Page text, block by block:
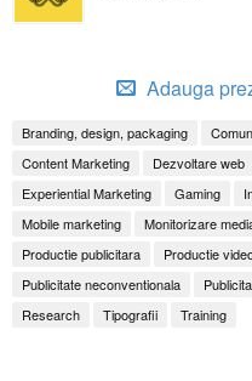
Adauga
Branding, design, packaging
Content Marketing
Dezvoltare web
Experiential Marketing
Gaming
Mobile marketing
Monitorizare
Productie publicitara
Productie
Publicitate neconventionala
Research
Tipografii Training